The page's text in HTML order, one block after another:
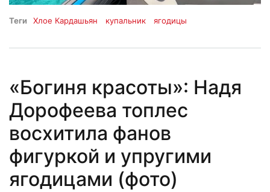
Теги Хлое Кардашьян купальник ягодицы
«Богиня красоты»: Надя
Дорофеева топлес
восхитила фанов
фигуркой и упругими
ягодицами (фото)